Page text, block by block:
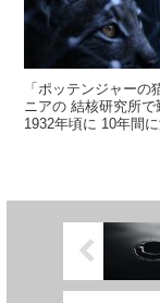
「ポッテンジャー
ニアの 結核研究所
1932年頃に 10年間